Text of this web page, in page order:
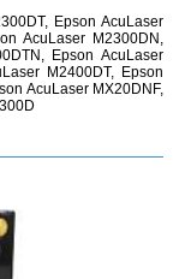
Epson AcuLaser
AcuLaser M2300DN,
Epson AcuLaser
M2400DT, Epson
AcuLaser MX20DNF,